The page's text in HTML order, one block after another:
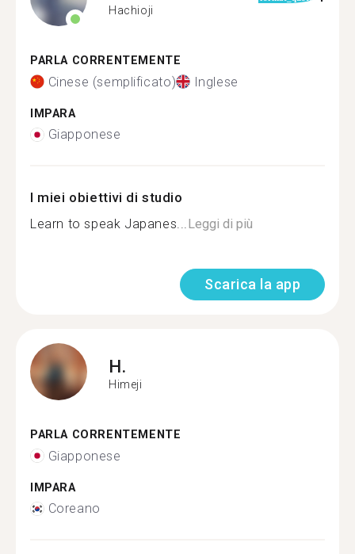
Hachioji
PARLA CORRENTEMENTE
Cinese (semplificato) Inglese
IMPARA
Giapponese
I miei obiettivi di studio
Learn to speak Japanes...Leggi di più
Scarica la app
H.
Himeji
PARLA CORRENTEMENTE
Giapponese
IMPARA
Coreano